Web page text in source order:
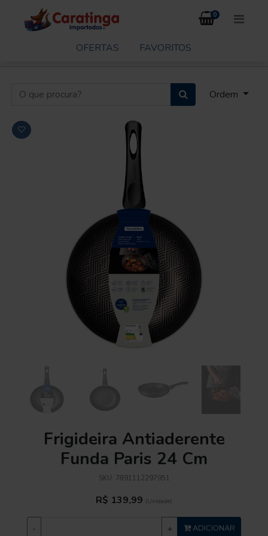
0
OFERTAS FAVORITOS
Ordem
Frigideira Antiaderente
Funda Paris 24 Cm
SKU: 7891112297951
R$ 139,99 (Unidade)
- + ADICIONAR